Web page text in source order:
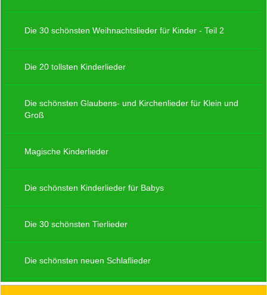
Die 30 schönsten Weihnachtslieder für Kinder - Teil 2
Die 20 tollsten Kinderlieder
Die schönsten Glaubens- und Kirchenlieder für Klein und
Groß
Magische Kinderlieder
Die schönsten Kinderlieder für Babys
Die 30 schönsten Tierlieder
Die schönsten neuen Schlaflieder